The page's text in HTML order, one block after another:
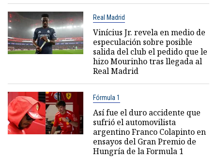
Real Madrid
Vinícius Jr. revela en medio de
especulación sobre posible
salida del club el pedido que le
hizo Mourinho tras llegada al
Real Madrid
Fórmula 1
Así fue el duro accidente que
sufrió el automovilista
argentino Franco Colapinto en
ensayos del Gran Premio de
Hungría de la Formula 1